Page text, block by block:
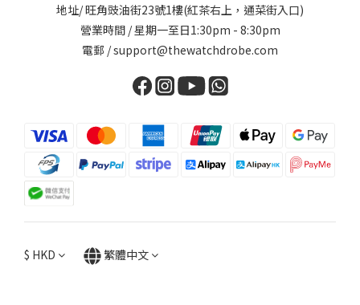
地址/ 旺角豉油街23號1樓(紅茶右上，通菜街入口)
營業時間 / 星期一至日1:30pm - 8:30pm
電郵 / support@thewatchdrobe.com
$ HKD 繁體中文